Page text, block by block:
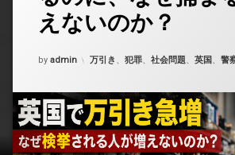
えないのか？
Updated on 2026年6月18日
by admin カテゴリー:
万引き 、 犯罪、 社会問題、 英国 、 警
ト
を
ど
ぞ
国
で
万
引
き